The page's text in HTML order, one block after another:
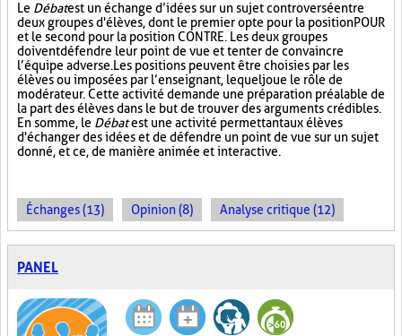
Le Débatest un échange d’idées sur un sujet controversé entre
deux groupes d'élèves, dont le premier opte pour la position POUR
et le second pour la position CONTRE. Les deux groupes
doivent défendre leur point de vue et tenter de convaincre
l’équipe adverse. Les positions peuvent être choisies par les
élèves ou imposées par l’enseignant, lequel joue le rôle de
modérateur. Cette activité demande une préparation préalable de
la part des élèves dans le but de trouver des arguments crédibles.
En somme, le Débatest une activité permettant aux élèves
d'échanger des idées et de défendre un point de vue sur un sujet
donné, et ce, de manière animée et interactive.
Échanges (13) Opinion (8) Analyse critique (12)
PANEL